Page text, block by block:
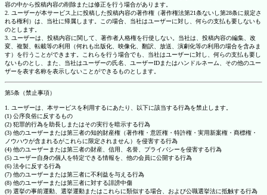
容の中から投稿内容の削除または修正を行う場合があります。
2. ユーザーが本サービス上に投稿した投稿内容の著作権（著作権法第21条ないし第28条に規定さ
れる権利）は、当社に帰属します。この場合、当社はユーザーに対し、何らの支払も要しないも
のとします。
3. ユーザーは、投稿内容に関して、著作者人格権を行使しない。当社は、投稿内容の編集、改
変、複製、転載等の利用（何れも出版化、映像化、翻訳、放送、演劇化等の利用の場合を含みま
す）を行うことができます。これらを行う場合でも、当社はユーザーに対し、何らの支払も要し
ないものとし、また、当社はユーザーの氏名、ユーザーIDまたはハンドルネーム、その他のユー
ザーを表す名称を表示しないことができるものとします。
第5条（禁止事項）
1. ユーザーは、本サービスを利用するにあたり、以下に該当する行為を禁止します。
(1) 公序良俗に反するもの
(2) 犯罪的行為を助長しまたはその実行を暗示する行為
(3) 他のユーザーまたは第三者の知的財産権（著作権・意匠権・特許権・実用新案権・商標権・
ノウハウが含まれるがこれらに限定されません）を侵害する行為
(4) 他のユーザーまたは第三者の財産、信用、名誉、プライバシーを侵害する行為
(5) ユーザー自身の個人を特定できる情報を、他の会員に公開する行為
(6) 法令に反する行為
(7) 他のユーザーまたは第三者に不利益を与える行為
(8) 他のユーザーまたは第三者に対する誹謗中傷
(9) 選挙の事前運動、選挙運動またはこれらに類似する場合、および公職選挙法に抵触する行為